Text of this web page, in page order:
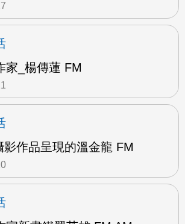
家_楊傳蓮 FM
影作品呈現的溫金龍 FM